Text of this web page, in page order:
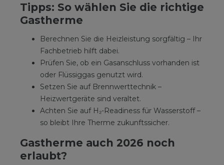
Tipps: So wählen Sie die richtige
Gastherme
Berechnen Sie die Heizleistung sorgfältig – Ihr
Fachbetrieb hilft dabei.
Prüfen Sie, ob ein Gasanschluss vorhanden ist
oder Flüssiggas genutzt wird.
Setzen Sie auf Brennwerttechnik –
Heizwertgeräte sind veraltet.
Achten Sie auf H₂-Readiness für Wasserstoff –
so bleibt Ihre Therme zukunftssicher.
Gastherme auch 2026 noch
erlaubt?